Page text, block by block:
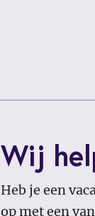
Wij
Heb je een
op met een